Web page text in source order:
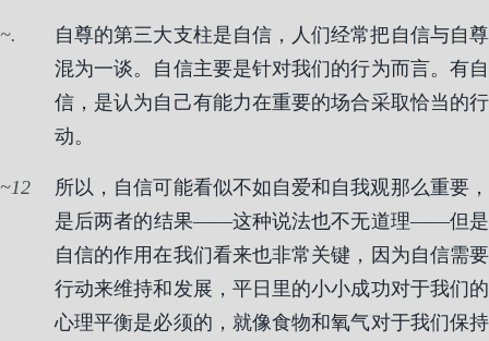
.
自尊的第三大支柱是自信，人们经常把自信与自尊
混为一谈。自信主要是针对我们的行为而言。有自
信，是认为自己有能力在重要的场合采取恰当的行
动。
12
所以，自信可能看似不如自爱和自我观那么重要，
是后两者的结果——这种说法也不无道理——但是
自信的作用在我们看来也非常关键，因为自信需要
行动来维持和发展，平日里的小小成功对于我们的
心理平衡是必须的，就像食物和氧气对于我们保持